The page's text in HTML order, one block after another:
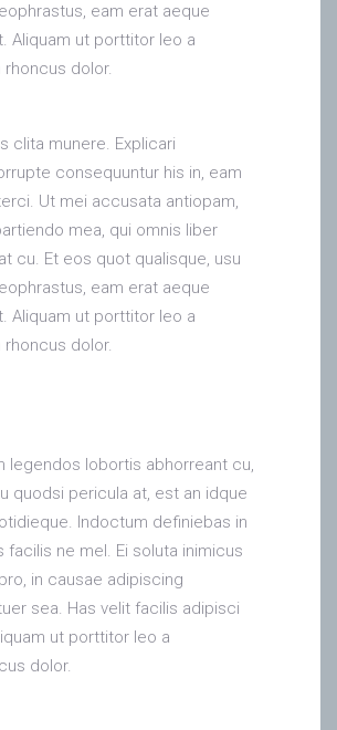
eam erat aeque
Aliquam ut porttitor leo a
rhoncus dolor.
clita munere. Explicari
consequuntur his in, eam
Ut mei accusata antiopam,
mea, qui omnis liber
cu. Et eos quot qualisque, usu
eam erat aeque
Aliquam ut porttitor leo a
rhoncus dolor.
legendos lobortis abhorreant cu,
quodsi pericula at, est an idque
Indoctum definiebas in
facilis ne mel. Ei soluta inimicus
in causae adipiscing
sea. Has velit facilis adipisci
ut porttitor leo a
dolor.